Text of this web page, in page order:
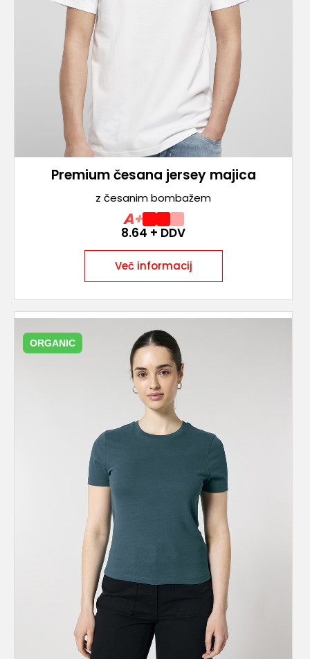
Premium česana jersey majica
z česanim bombažem
A+
8.64 + DDV
Več informacij
ORGANIC